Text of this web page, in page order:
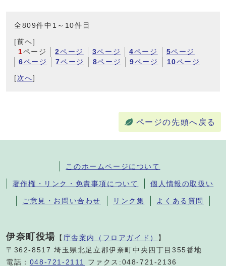
全809件中1～10件目
[前へ]
1ページ 2ページ 3ページ 4ページ 5ページ
6ページ 7ページ 8ページ 9ページ 10ページ
[ 次へ]
ページの先頭へ戻る
このホームページについて
著作権・リンク・免責事項について 個人情報の取扱い
ご意見・お問い合わせ リンク集 よくある質問
伊奈町役場 【 庁舎案内（フロアガイド） 】
〒362-8517 埼玉県北足立郡伊奈町中央四丁目355番地
電話： 048-721-2111 ファクス:048-721-2136